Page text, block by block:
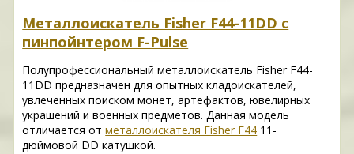
Металлоискатель Fisher F44-11DD с
пинпойнтером F-Pulse
Полупрофессиональный металлоискатель Fisher F44-
11DD предназначен для опытных кладоискателей,
увлеченных поиском монет, артефактов, ювелирных
украшений и военных предметов. Данная модель
отличается отметаллоискателя Fisher F44 11-
дюймовой DD катушкой.